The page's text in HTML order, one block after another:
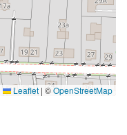
Leaflet | ©OpenStreetMap